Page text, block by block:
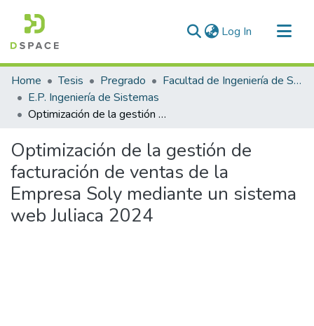
Log In (current)
Communities & Collections
All of DSpace
Statistics
Home Tesis Pregrado
Facultad de Ingeniería de Sistemas
E.P. Ingeniería de Sistemas
Optimización de la gestión de facturación de ventas de la Empresa Soly mediante un sistema web Juliaca 2024
Optimización de la gestión de
facturación de ventas de la
Empresa Soly mediante un sistema
web Juliaca 2024